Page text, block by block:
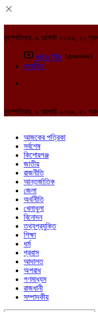
বৃহস্পতিবার, ৬ আগস্ট ২০২৬, ২১
লাইভ টিভি [gtranslate]
আর্কাইভ
বৃহস্পতিবার, ৬ আগস্ট ২০২৬, ২১
আজকের পত্রিকা
সর্বশেষ
কিশোরগঞ্জ
জাতীয়
রাজনীতি
আন্তর্জাতিক
জেলা
অর্থনীতি
খেলাধুলা
বিনোদন
তথ্যপ্রযুক্তি
শিক্ষা
ধর্ম
প্রবাস
আদালত
অপরাধ
গণমাধ্যম
রাজধানী
সম্পাদকীয়